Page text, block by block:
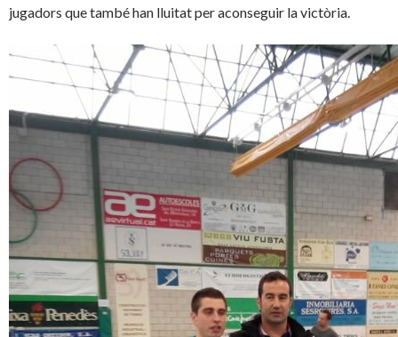
jugadors que també han lluitat per aconseguir la victòria.